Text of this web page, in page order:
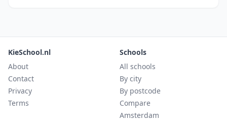
KieSchool.nl
About
Contact
Privacy
Terms
Schools
All schools
By city
By postcode
Compare
Amsterdam